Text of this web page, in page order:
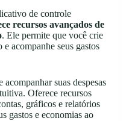
de controle
recursos avançados de
. Ele permite que você crie
acompanhe seus gastos
suas despesas
Oferece recursos
gráficos e relatórios
gastos e economias ao